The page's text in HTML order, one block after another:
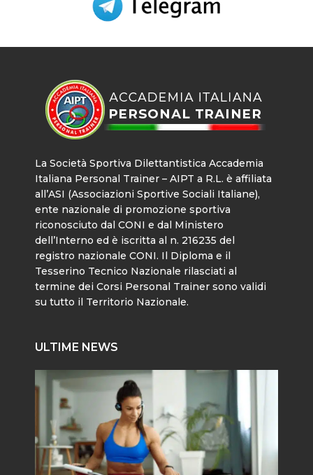
La Società Sportiva Dilettantistica Accademia
Italiana Personal Trainer – AIPT a R.L. è affiliata
all’ASI (Associazioni Sportive Sociali Italiane),
ente nazionale di promozione sportiva
riconosciuto dal CONI e dal Ministero
dell’Interno ed è iscritta al n. 216235 del
registro nazionale CONI. Il Diploma e il
Tesserino Tecnico Nazionale rilasciati al
termine dei Corsi Personal Trainer sono validi
su tutto il Territorio Nazionale.
ULTIME NEWS